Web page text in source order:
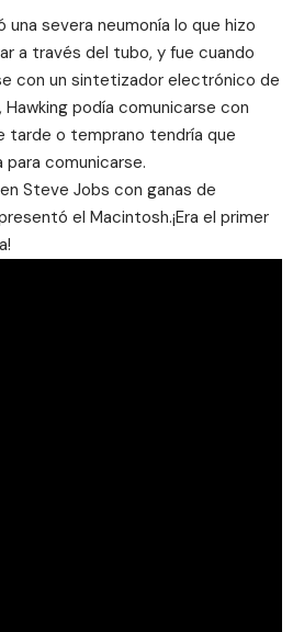
una severa neumonía lo que hizo
a través del tubo, y fue cuando
con un sintetizador electrónico de
Hawking podía comunicarse con
tarde o temprano tendría que
comunicarse.
Steve Jobs con ganas de
el Macintosh.¡Era el primer